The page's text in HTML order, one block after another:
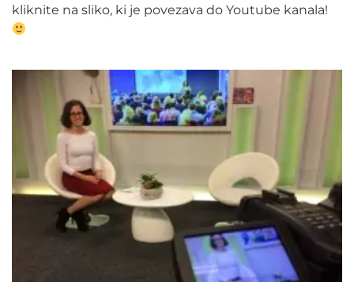
kliknite na sliko, ki je povezava do Youtube kanala!